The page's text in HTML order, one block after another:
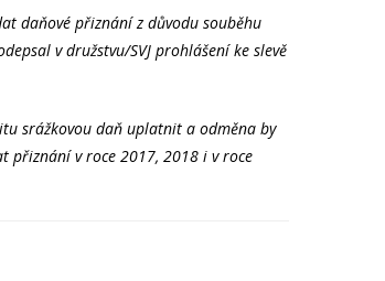
daňové přiznání z důvodu souběhu
v družstvu/SVJ prohlášení ke slevě
srážkovou daň uplatnit a odměna by
přiznání v roce 2017, 2018 i v roce